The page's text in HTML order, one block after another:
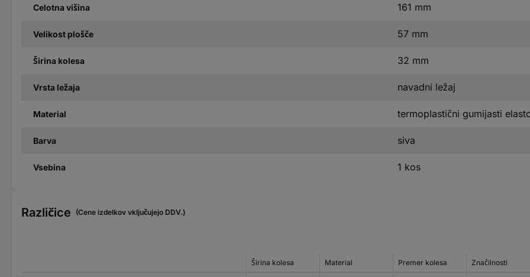
Celotna višina 161 mm
Velikost plošče 57 mm
Širina kolesa 32 mm
Vrsta ležaja navadni ležaj
Material termoplastični gumijasti
Barva siva
Vsebina 1 kos
Različice (Cene izdelkov vključujejo DDV.)
Širina kolesa Material Premer kolesa Značilnosti